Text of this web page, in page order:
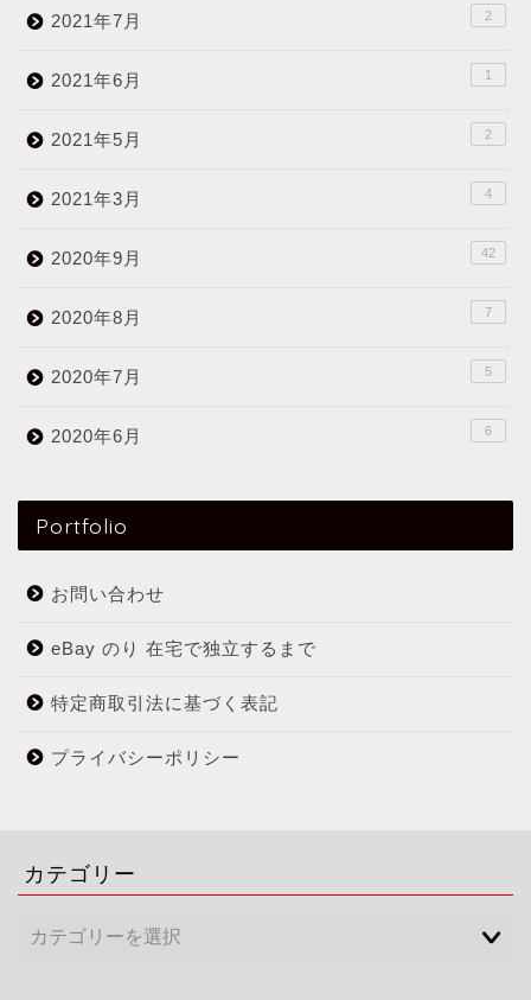
2021年7月 2
2021年6月 1
2021年5月 2
2021年3月 4
2020年9月 42
2020年8月 7
2020年7月 5
2020年6月 6
Portfolio
お問い合わせ
eBay のり 在宅で独立するまで
特定商取引法に基づく表記
プライバシーポリシー
カテゴリー